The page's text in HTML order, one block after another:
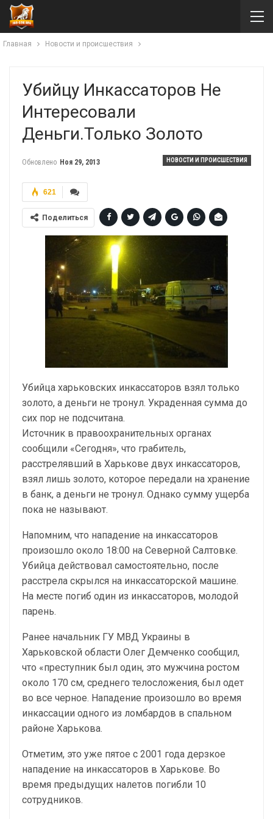
Главная Новости и происшествия
Убийцу Инкассаторов Не
Интересовали
Деньги.Только Золото
НОВОСТИ И ПРОИСШЕСТВИЯ
Обновлено Ноя 29, 2013
621
Поделиться
Убийца харьковских инкассаторов взял только
золото, а деньги не тронул. Украденная сумма до
сих пор не подсчитана.
Источник в правоохранительных органах
сообщили «Сегодня», что грабитель,
расстрелявший в Харькове двух инкассаторов,
взял лишь золото, которое передали на хранение
в банк, а деньги не тронул. Однако сумму ущерба
пока не называют.
Напомним, что нападение на инкассаторов
произошло около 18:00 на Северной Салтовке.
Убийца действовал самостоятельно, после
расстрела скрылся на инкассаторской машине.
На месте погиб один из инкассаторов, молодой
парень.
Ранее начальник ГУ МВД Украины в
Харьковской области Олег Демченко сообщил,
что «преступник был один, это мужчина ростом
около 170 см, среднего телосложения, был одет
во все черное. Нападение произошло во время
инкассации одного из ломбардов в спальном
районе Харькова.
Отметим, это уже пятое с 2001 года дерзкое
нападение на инкассаторов в Харькове. Во
время предыдущих налетов погибли 10
сотрудников.